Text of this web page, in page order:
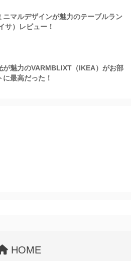
ニマルデザインが魅力のテーブルラン
サ）レビュー！
が魅力のVARMBLIXT（IKEA）がお部
最高だった！
HOME